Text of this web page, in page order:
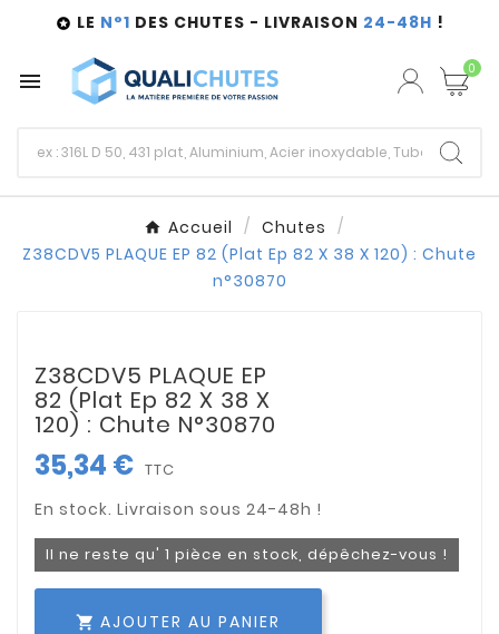
 LE N°1 DES CHUTES - LIVRAISON 24-48H !
 0
Accueil
Chutes
Z38CDV5 PLAQUE EP 82 (Plat Ep 82 X 38 X 120) : Chute
n°30870
Z38CDV5 PLAQUE EP
82 (Plat Ep 82 X 38 X
120) : Chute N°30870
35,34 € TTC
Il ne reste qu' 1 pièce en stock, dépêchez-vous !
 AJOUTER AU PANIER